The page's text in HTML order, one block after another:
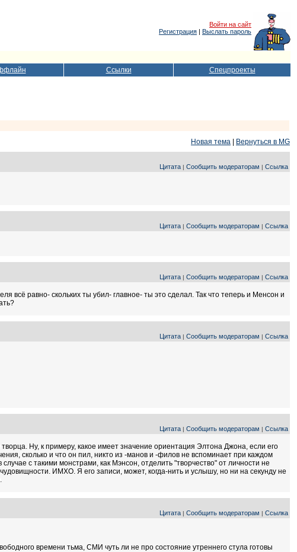
Войти на сайт
Регистрация | Выслать пароль
Ссылки Спецпроекты
Новая тема
Вернуться в MG
Цитата | Сообщить модераторам | Ссылка
Цитата | Сообщить модераторам | Ссылка
Цитата | Сообщить модераторам | Ссылка
всё равно- скольких ты убил- главное- ты это сделал. Так что теперь и Менсон и
Цитата | Сообщить модераторам | Ссылка
Цитата | Сообщить модераторам | Ссылка
Ну, к примеру, какое имеет значение ориентация Элтона Джона, если его
сколько и что он пил, никто из -манов и -филов не вспоминает при каждом
с такими монстрами, как Мэнсон, отделить "творчество" от личности не
ИМХО. Я его записи, может, когда-нить и услышу, но ни на секунду не
Цитата | Сообщить модераторам | Ссылка
времени тьма, СМИ чуть ли не про состояние утреннего стула готовы